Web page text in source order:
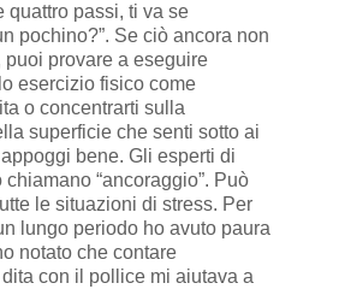
quattro passi, ti va se
pochino?”. Se ciò ancora non
provare a eseguire
esercizio fisico come
o concentrarti sulla
superficie che senti sotto ai
bene. Gli esperti di
“ancoraggio”. Può
le situazioni di stress. Per
lungo periodo ho avuto paura
notato che contare
con il pollice mi aiutava a